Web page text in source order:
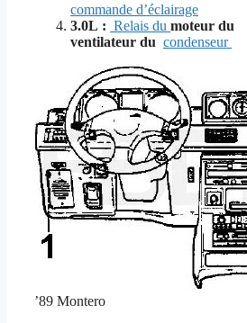
commande d’éclairage
3.0L : Relais du moteur du
ventilateur du condenseur
’89 Montero